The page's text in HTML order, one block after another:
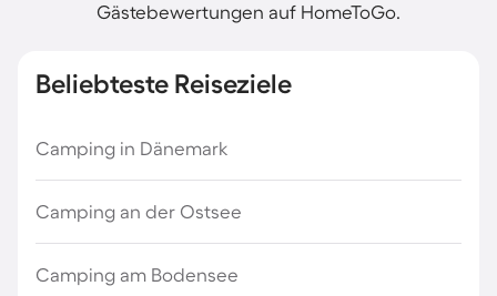
Gästebewertungen auf HomeToGo.
Beliebteste Reiseziele
Camping in Dänemark
Camping an der Ostsee
Camping am Bodensee